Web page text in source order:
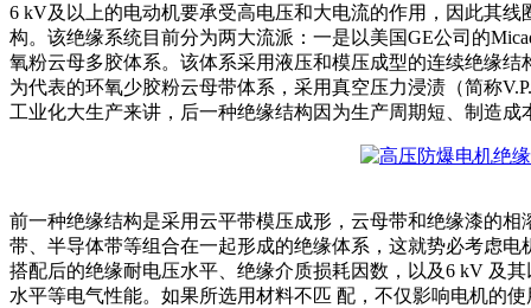
6 kV及以上的电动机要承受高电压和大电流的作用，因此其
构。该绝缘系统目前分为两大流派：一是以美国GE公司的
氧粉云母多胶体系。该体系采用液压和模压成型的连续绝缘结
为代表的环氧少胶粉云母带体系，采用真空压力浸渍（简称
工业化大生产来讲，后一种绝缘结构因为生产周期短、制造成
前一种绝缘结构是采用云平带模压成形，云母带和绝缘漆的
带、半导体带等组合在一起形成的绝缘体系，这就势必考虑
搭配后的绝缘耐电压水平、绝缘介质损耗因数，以及6 kV 及
水平等电气性能。如果所选用材料不匹 配，不仅影响电机的